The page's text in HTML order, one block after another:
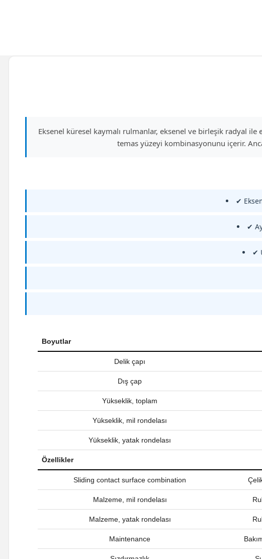
Eksenel küresel kaymalı rulmanlar, eksenel ve birleşik radyal ile
temas yüzeyi kombinasyonunu içerir.
✔
✔
✔
Boyutlar
Delik çapı
Dış çap
Yükseklik, toplam
Yükseklik, mil rondelası
Yükseklik, yatak rondelası
Özellikler
Sliding contact surface combination
Malzeme, mil rondelası
Malzeme, yatak rondelası
Maintenance